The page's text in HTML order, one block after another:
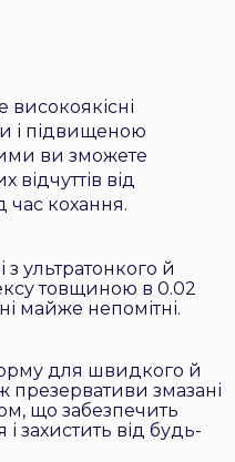
високоякісні
і підвищеною
ви зможете
відчуттів від
час кохання.
ультратонкого й
товщиною в 0.02
майже непомітні.
для швидкого й
презервативи змазані
що забезпечить
захистить від будь-